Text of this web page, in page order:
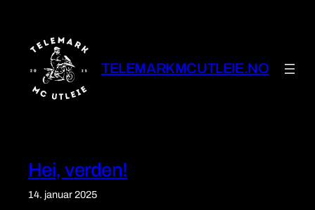
innhold
TELEMARKMCUTLEIE.NO
Hei, verden!
14. januar 2025